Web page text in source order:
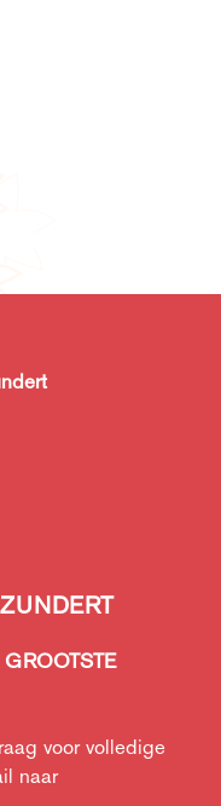
voor volledige
naar